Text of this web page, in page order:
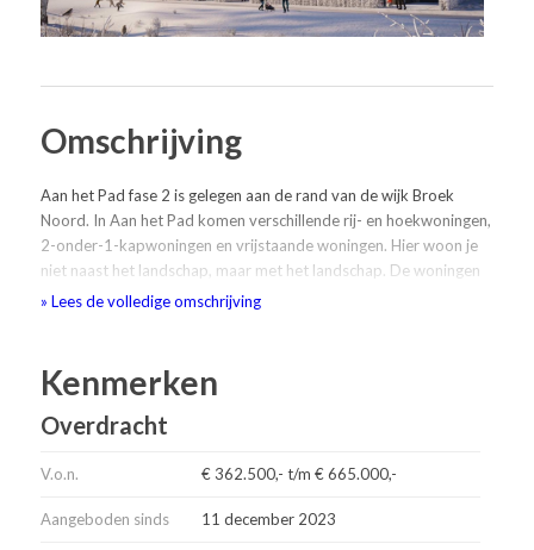
Omschrijving
Aan het Pad fase 2 is gelegen aan de rand van de wijk Broek
Noord. In Aan het Pad komen verschillende rij- en hoekwoningen,
2-onder-1-kapwoningen en vrijstaande woningen. Hier woon je
niet naast het landschap, maar met het landschap. De woningen
zijn standaard uitgerust met zonnepanelen en een warmtepomp.
Het tuinpad als levensader van de buurt
Aan het Pad wordt een bijzondere woonbuurt, een unieke
landschap met slingerende paden, diverse doorkijkjes en
Hier woon je mét het landschap en met elkaar als gemeenschap:
» Lees de volledige omschrijving
Kenmerken
Overdracht
V.o.n. € 362.500,- t/m € 665.000,-
Aangeboden sinds 11 december 2023